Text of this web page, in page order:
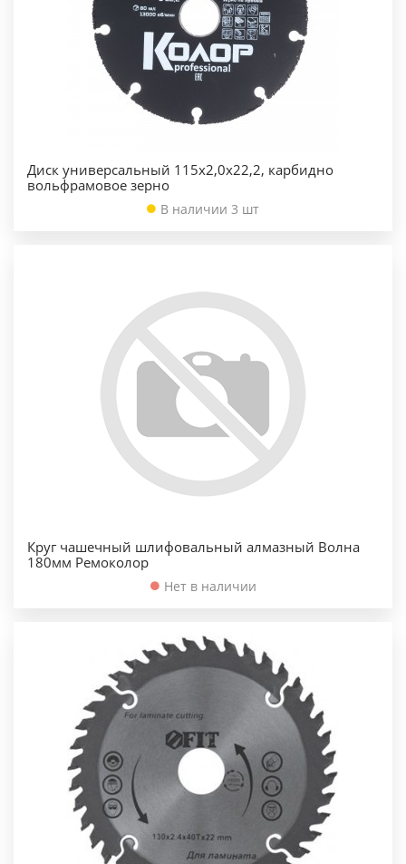
Диск универсальный 115х2,0х22,2, карбидно
вольфрамовое зерно
В наличии 3 шт
Круг чашечный шлифовальный алмазный Волна
180мм Ремоколор
Нет в наличии